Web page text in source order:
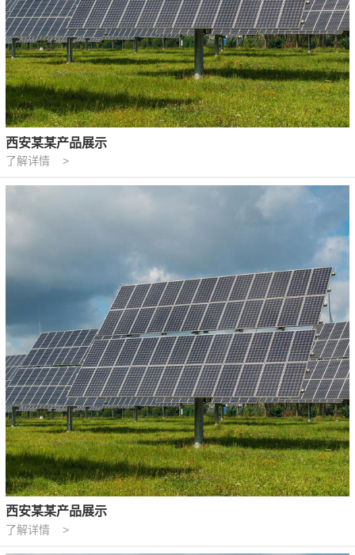
西安某某产品展示
了解详情 >
西安某某产品展示
了解详情 >